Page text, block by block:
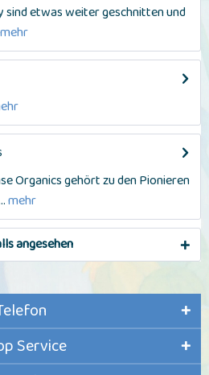
sind etwas weiter geschnitten und
mehr
Organics gehört zu den Pionieren
mehr
angesehen
Service